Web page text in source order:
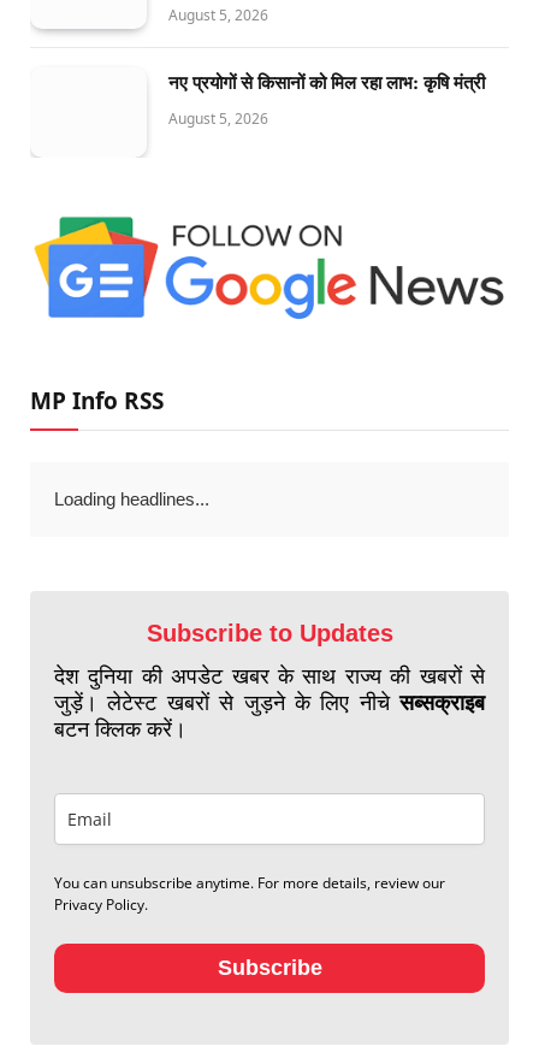
August 5, 2026
नए प्रयोगों से किसानों को मिल रहा लाभ: कृषि मंत्री
August 5, 2026
MP Info RSS
Loading headlines...
Subscribe to Updates
देश दुनिया की अपडेट खबर के साथ राज्य की खबरों से
जुड़ें। लेटेस्ट खबरों से जुड़ने के लिए नीचेसब्सक्राइब
बटन क्लिक करें।
You can unsubscribe anytime. For more details, review our
Privacy Policy.
Subscribe